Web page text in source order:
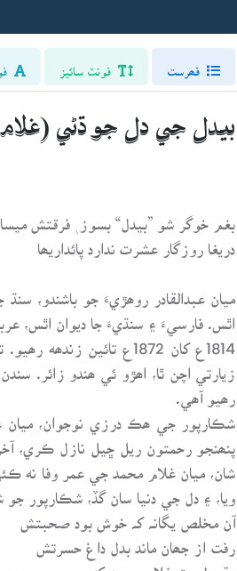
فونٽ سائيز
بيدل جي دل جو ڌڻي
بغم خوگر شو ”بيدل“ بسوز ٖ فرقتش
دريغا روزگار عشرت ندارد پائداريھا
ميان عبدالقادر روھڙيءَ جو باشندو،
اٿس. فارسيءَ ۽ سنڌيءَ جا ديوان اٿس،
1814ع کان 1872ع
زيارتي اچن ٿا، اھڙو ئي ھندو زائر.
رھيو آھي.
شڪارپور جي ھڪ درزي نوجوان، ميان
پنھنجو رحمتون ريل ڇيل نازل ڪري،
شان، ميان غلام محمد جي عمر وفا نه
ويا، ۽ دل جي دنيا سان گڏ، شڪارپور
آن مخلص يگانـﮧ کـﮧ خوش بود صحبتش
رفت از جھان ماند بدل داغ حسرتش
مقبول حق غلام محمد که ....................